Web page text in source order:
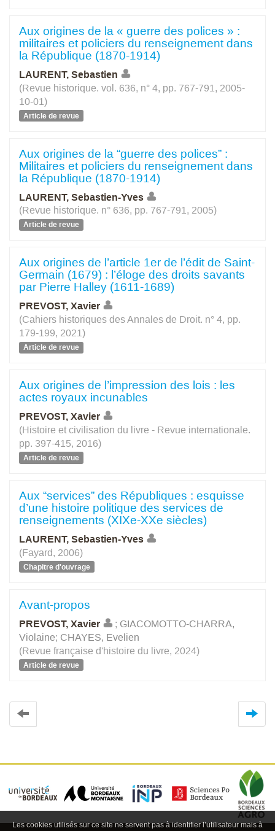
Aux origines de la « guerre des polices » :
militaires et policiers du renseignement dans
la République (1870-1914)
LAURENT, Sebastien
(Revue historique. vol. 636, n° 4, pp. 767-791, 2005-
10-01)
Article de revue
Aux origines de la “guerre des polices” :
Militaires et policiers du renseignement dans
la République (1870-1914)
LAURENT, Sebastien-Yves
(Revue historique. n° 636, pp. 767-791, 2005)
Article de revue
Aux origines de l’article 1er de l’édit de Saint-
Germain (1679) : l’éloge des droits savants
par Pierre Halley (1611-1689)
PREVOST, Xavier
(Cahiers historiques des Annales de Droit. n° 4, pp.
179-199, 2021)
Article de revue
Aux origines de l’impression des lois : les
actes royaux incunables
PREVOST, Xavier
(Histoire et civilisation du livre - Revue internationale.
pp. 397-415, 2016)
Article de revue
Aux “services” des Républiques : esquisse
d’une histoire politique des services de
renseignements (XIXe-XXe siècles)
LAURENT, Sebastien-Yves
(Fayard, 2006)
Chapitre d'ouvrage
Avant-propos
PREVOST, Xavier ; GIACOMOTTO-CHARRA,
Violaine; CHAYES, Evelien
(Revue française d'histoire du livre, 2024)
Article de revue
Les cookies utilisés sur ce site ne servent pas à identifier l’utilisateur mais à